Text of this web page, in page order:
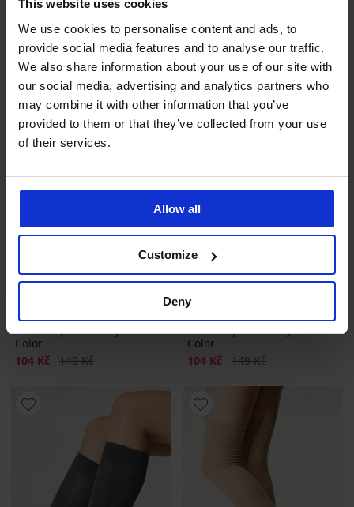
This website uses cookies
We use cookies to personalise content and ads, to
provide social media features and to analyse our traffic.
We also share information about your use of our site with
our social media, advertising and analytics partners who
may combine it with other information that you’ve
provided to them or that they’ve collected from your use
of their services.
Allow all
Customize
Deny
Sleva
104 KčPůvodní cena
149 Kč
Dámské podkolenky Basic
Color
Sleva
104 Kč Původní cena
149 Kč
-30%
Dámské podkolenky Basic
Color
Sleva
104 Kč Původní cena
149 Kč